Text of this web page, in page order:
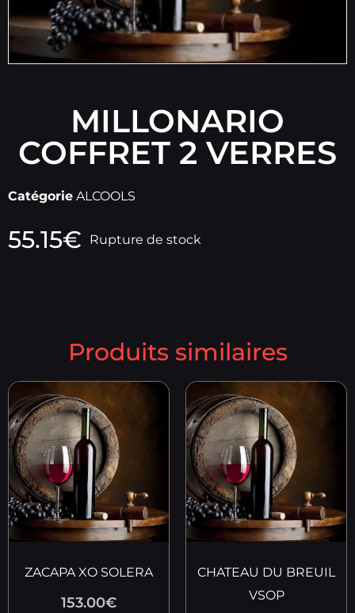
MILLONARIO
COFFRET 2 VERRES
Catégorie ALCOOLS
55.15€ Rupture de stock
Produits similaires
ZACAPA XO SOLERA
153.00€
CHATEAU DU BREUIL
VSOP